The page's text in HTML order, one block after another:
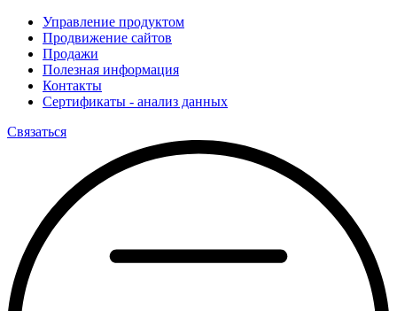
Управление продуктом
Продвижение сайтов
Продажи
Полезная информация
Контакты
Сертификаты - анализ данных
Связаться